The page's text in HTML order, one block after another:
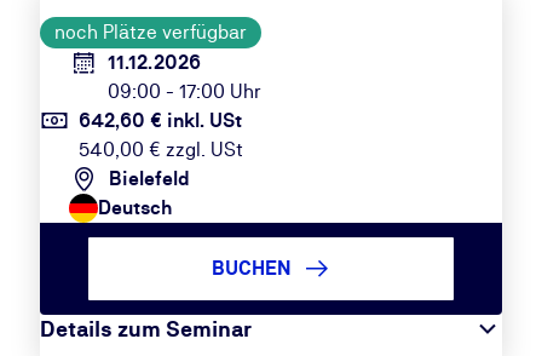
noch Plätze verfügbar
11.12.2026
09:00 - 17:00 Uhr
642,60 € inkl. USt
540,00 € zzgl. USt
Bielefeld
Deutsch
Details zum Seminar
BUCHEN